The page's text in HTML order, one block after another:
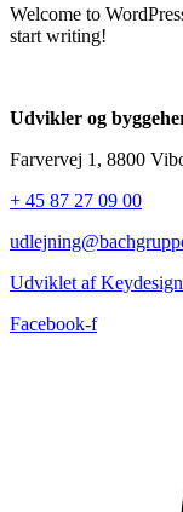
Welcome to
start writing!
Udvikler og
Farvervej 1, 8800
+ 45 87 27 09 00
Udviklet af
Facebook-f